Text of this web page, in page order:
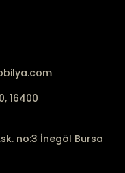
16400
no:3 İnegöl Bursa